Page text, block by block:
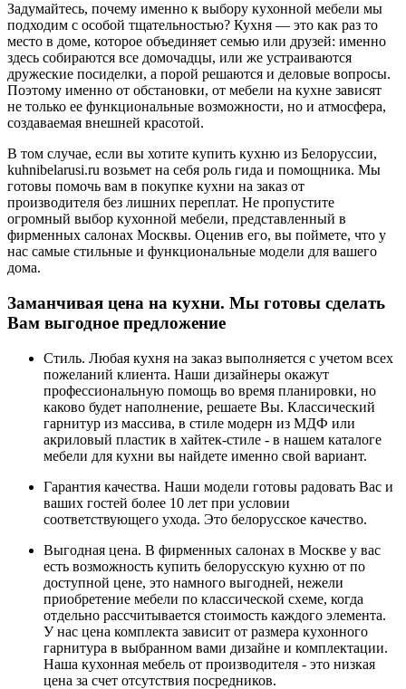
Задумайтесь, почему именно к выбору кухонной мебели мы
подходим с особой тщательностью? Кухня — это как раз то
место в доме, которое объединяет семью или друзей: именно
здесь собираются все домочадцы, или же устраиваются
дружеские посиделки, а порой решаются и деловые вопросы.
Поэтому именно от обстановки, от мебели на кухне зависят
не только ее функциональные возможности, но и атмосфера,
создаваемая внешней красотой.
В том случае, если вы хотите купить кухню из Белоруссии,
kuhnibelarusi.ru возьмет на себя роль гида и помощника. Мы
готовы помочь вам в покупке кухни на заказ от
производителя без лишних переплат. Не пропустите
огромный выбор кухонной мебели, представленный в
фирменных салонах Москвы. Оценив его, вы поймете, что у
нас самые стильные и функциональные модели для вашего
дома.
Заманчивая цена на кухни. Мы готовы сделать
Вам выгодное предложение
Стиль. Любая кухня на заказ выполняется с учетом всех
пожеланий клиента. Наши дизайнеры окажут
профессиональную помощь во время планировки, но
каково будет наполнение, решаете Вы. Классический
гарнитур из массива, в стиле модерн из МДФ или
акриловый пластик в хайтек-стиле - в нашем каталоге
мебели для кухни вы найдете именно свой вариант.
Гарантия качества. Наши модели готовы радовать Вас и
ваших гостей более 10 лет при условии
соответствующего ухода. Это белорусское качество.
Выгодная цена. В фирменных салонах в Москве у вас
есть возможность купить белорусскую кухню от по
доступной цене, это намного выгодней, нежели
приобретение мебели по классической схеме, когда
отдельно рассчитывается стоимость каждого элемента.
У нас цена комплекта зависит от размера кухонного
гарнитура в выбранном вами дизайне и комплектации.
Наша кухонная мебель от производителя - это низкая
цена за счет отсутствия посредников.